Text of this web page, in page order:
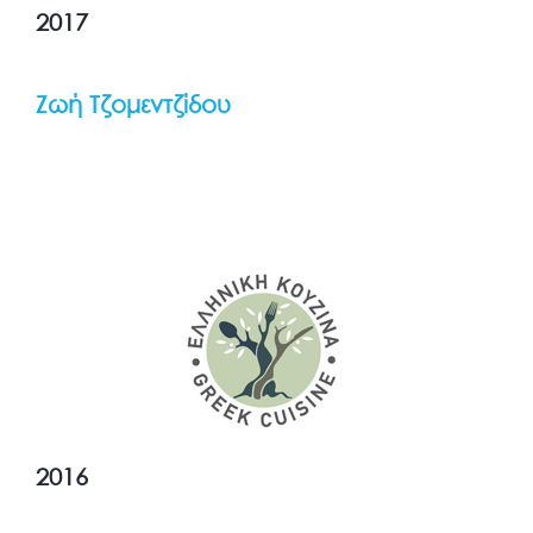
2017
Ζωή Τζομεντζίδου
2016